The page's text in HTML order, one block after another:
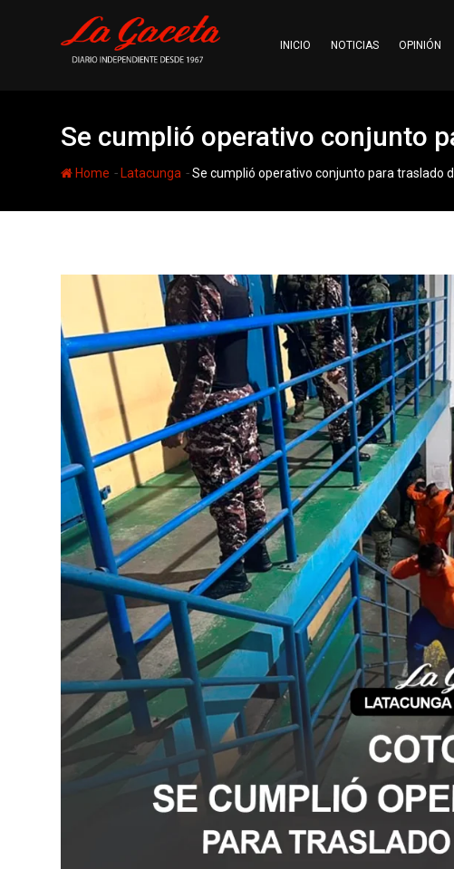
INICIO NOTICIAS OPINIÓN
Se cumplió operativo conjunto
Home - Latacunga -Se cumplió operativo conjunto para traslado